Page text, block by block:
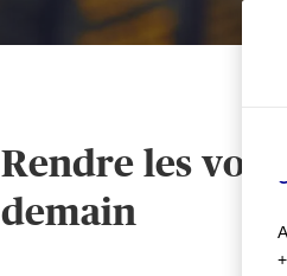
Rendre les
demain